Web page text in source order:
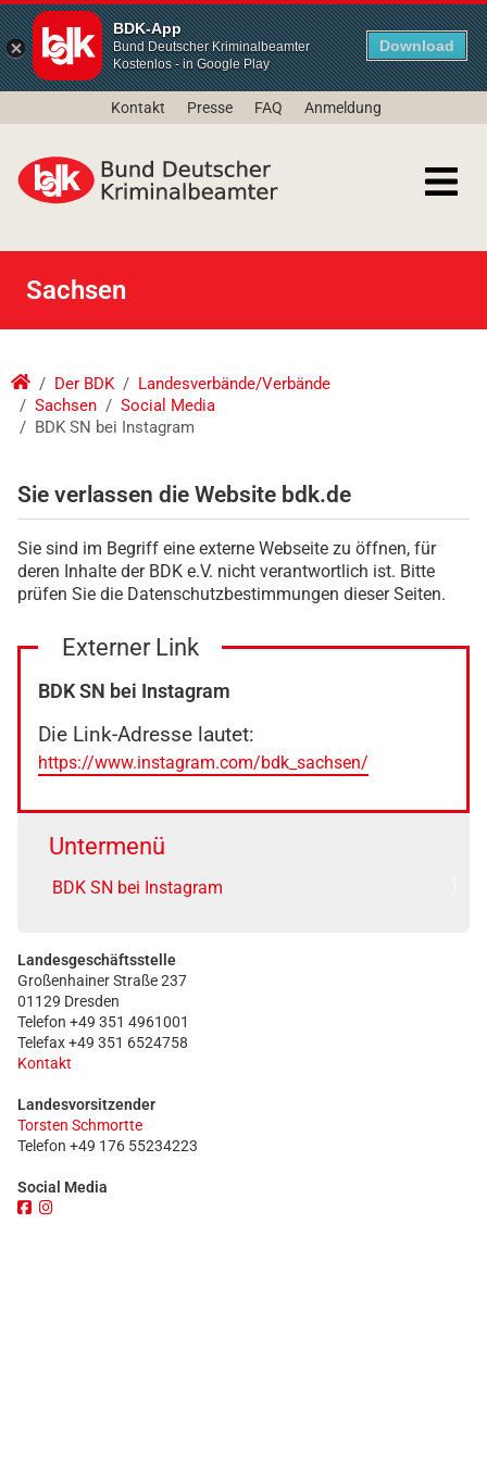
BDK-App
Bund Deutscher Kriminalbeamter
Kostenlos - in Google Play
Download
Kontakt Presse FAQ Anmeldung
Sachsen
Der BDK
Landesverbände/Verbände
Sachsen
Social Media
BDK SN bei Instagram
Sie verlassen die Website bdk.de
Sie sind im Begriff eine externe Webseite zu öffnen, für
deren Inhalte der BDK e.V. nicht verantwortlich ist. Bitte
prüfen Sie die Datenschutzbestimmungen dieser Seiten.
Externer Link
BDK SN bei Instagram
Die Link-Adresse lautet:
https://www.instagram.com/bdk_sachsen/
Untermenü
BDK SN bei Instagram
Landesgeschäftsstelle
Großenhainer Straße 237
01129 Dresden
Telefon +49 351 4961001
Telefax +49 351 6524758
Kontakt
Landesvorsitzender
Torsten Schmortte
Telefon +49 176 55234223
Social Media